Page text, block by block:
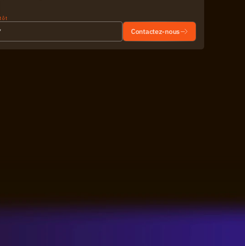
Contactez-nous